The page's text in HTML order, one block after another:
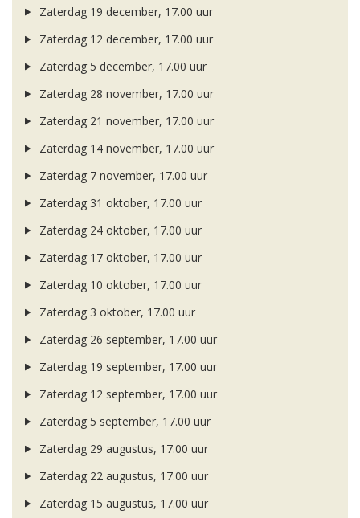
Zaterdag 19 december, 17.00 uur
Zaterdag 12 december, 17.00 uur
Zaterdag 5 december, 17.00 uur
Zaterdag 28 november, 17.00 uur
Zaterdag 21 november, 17.00 uur
Zaterdag 14 november, 17.00 uur
Zaterdag 7 november, 17.00 uur
Zaterdag 31 oktober, 17.00 uur
Zaterdag 24 oktober, 17.00 uur
Zaterdag 17 oktober, 17.00 uur
Zaterdag 10 oktober, 17.00 uur
Zaterdag 3 oktober, 17.00 uur
Zaterdag 26 september, 17.00 uur
Zaterdag 19 september, 17.00 uur
Zaterdag 12 september, 17.00 uur
Zaterdag 5 september, 17.00 uur
Zaterdag 29 augustus, 17.00 uur
Zaterdag 22 augustus, 17.00 uur
Zaterdag 15 augustus, 17.00 uur